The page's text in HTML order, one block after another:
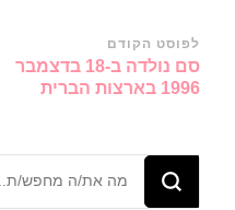
ניווט
ברשומות
לפוסט הקודם
סם נולדה ב-18 בדצמבר
1996 בארצות הברית
מחפש/ת
משהו?